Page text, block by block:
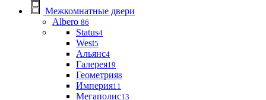
Межкомнатные двери
Albero 86
Status4
West5
Альянс4
Галерея19
Геометрия8
Империя11
Мегаполис13